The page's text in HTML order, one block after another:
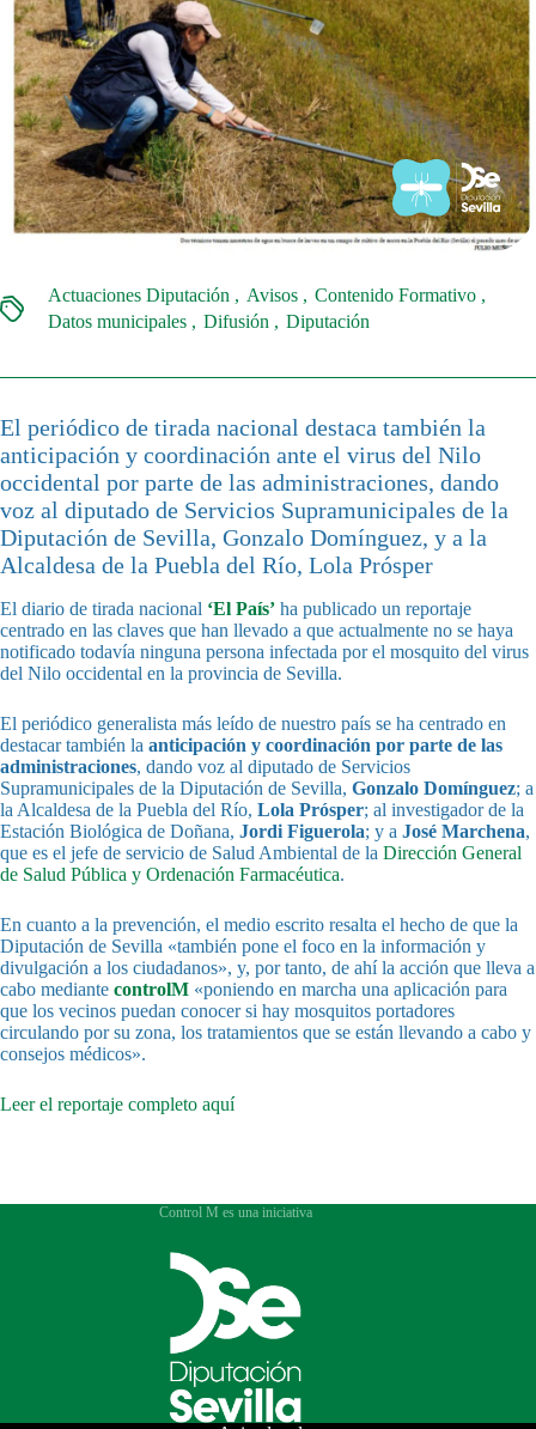
Actuaciones Diputación Avisos
Contenido Formativo
Datos municipales
Difusión Diputación
El periódico de tirada nacional destaca también la
anticipación y coordinación ante el virus del Nilo
occidental por parte de las administraciones, dando
voz al diputado de Servicios Supramunicipales de la
Diputación de Sevilla, Gonzalo Domínguez, y a la
Alcaldesa de la Puebla del Río, Lola Prósper
El diario de tirada nacional ‘El País’ ha publicado un reportaje
centrado en las claves que han llevado a que actualmente no se haya
notificado todavía ninguna persona infectada por el mosquito del virus
del Nilo occidental en la provincia de Sevilla.
El periódico generalista más leído de nuestro país se ha centrado en
destacar también la anticipación y coordinación por parte de las
administraciones, dando voz al diputado de Servicios
Supramunicipales de la Diputación de Sevilla, Gonzalo Domínguez; a
la Alcaldesa de la Puebla del Río, Lola Prósper; al investigador de la
Estación Biológica de Doñana, Jordi Figuerola; y a José Marchena,
que es el jefe de servicio de Salud Ambiental de la Dirección General
de Salud Pública y Ordenación Farmacéutica.
En cuanto a la prevención, el medio escrito resalta el hecho de que la
Diputación de Sevilla «también pone el foco en la información y
divulgación a los ciudadanos», y, por tanto, de ahí la acción que lleva a
cabo mediante controlM «poniendo en marcha una aplicación para
que los vecinos puedan conocer si hay mosquitos portadores
circulando por su zona, los tratamientos que se están llevando a cabo y
consejos médicos».
Leer el reportaje completo aquí
Control M es una iniciativa